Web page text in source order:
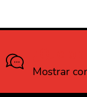
Mostrar